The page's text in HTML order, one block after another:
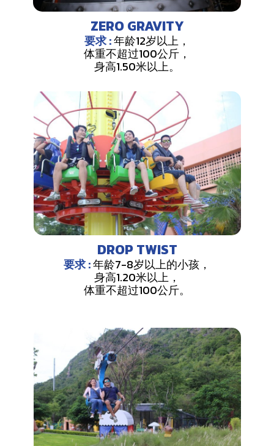
ZERO GRAVITY
要求 :年龄12岁以上，
体重不超过100公斤，
身高1.50米以上。
DROP TWIST
要求 :年龄7-8岁以上的小孩，
身高1.20米以上，
体重不超过100公斤。